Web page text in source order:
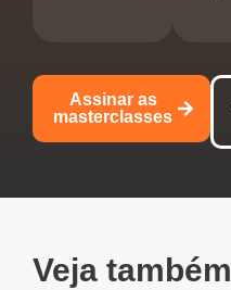
Assinar as
masterclasses
Veja também